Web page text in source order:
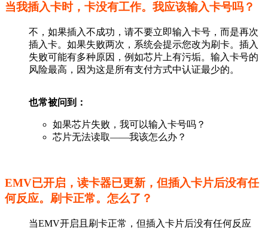
当我插入卡时，卡没有工作。我应该输入卡号吗？
不，如果插入不成功，请不要立即输入卡号，而是再次
插入卡。如果失败两次，系统会提示您改为刷卡。插入
失败可能有多种原因，例如芯片上有污垢。输入卡号的
风险最高，因为这是所有支付方式中认证最少的。
也常被问到：
如果芯片失败，我可以输入卡号吗？
芯片无法读取——我该怎么办？
EMV已开启，读卡器已更新，但插入卡片后没有任
何反应。刷卡正常。怎么了？
当EMV开启且刷卡正常，但插入卡片后没有任何反应